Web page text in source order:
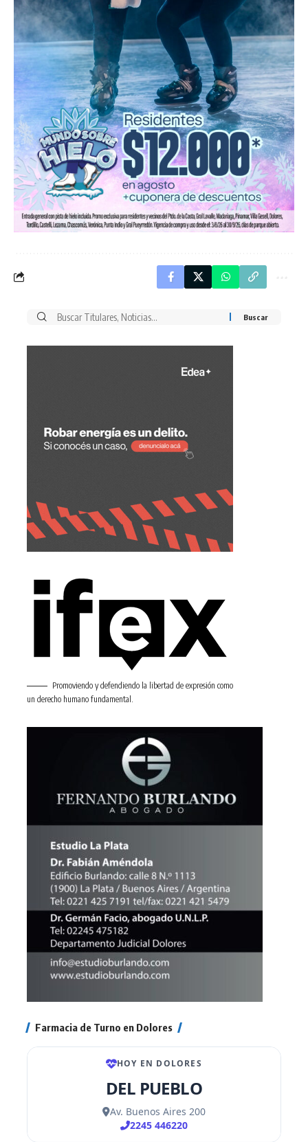
Buscar
Promoviendo y defendiendo la libertad de expresión como
un derecho humano fundamental.
Farmacia de Turno en Dolores